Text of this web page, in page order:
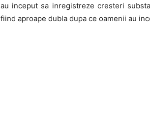
au inceput sa inregistreze cresteri
fiind aproape dubla dupa ce oamenii au